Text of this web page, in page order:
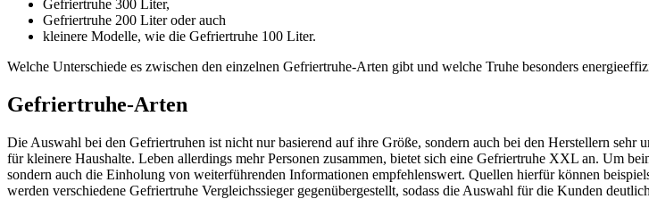
Gefriertruhe 300 Liter,
Gefriertruhe 200 Liter oder auch
kleinere Modelle, wie die Gefriertruhe 100 Liter.
Welche Unterschiede es zwischen den einzelnen Gefriertruhe-Arten gibt und welche Truhe besonders
Gefriertruhe-Arten
Die Auswahl bei den Gefriertruhen ist nicht nur basierend auf ihre Größe, sondern auch bei den Herstellern
für kleinere Haushalte. Leben allerdings mehr Personen zusammen, bietet sich eine Gefriertruhe XXL an. Um
sondern auch die Einholung von weiterführenden Informationen empfehlenswert. Quellen hierfür können
werden verschiedene Gefriertruhe Vergleichssieger gegenübergestellt, sodass die Auswahl für die Kunden